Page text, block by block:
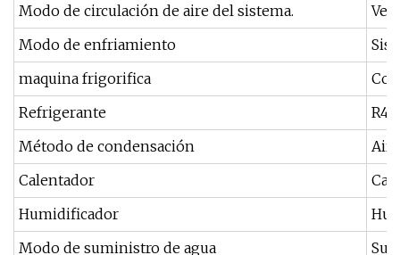
Modo de circulación de aire del sistema.
Modo de enfriamiento
maquina frigorifica
Refrigerante
Método de condensación
Calentador
Humidificador
Modo de suministro de agua